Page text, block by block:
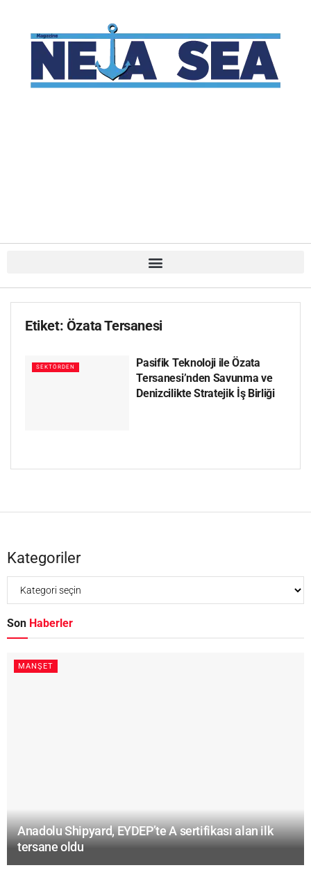
Etiket: Özata Tersanesi
SEKTÖRDEN
Pasifik Teknoloji ile Özata
Tersanesi’nden Savunma ve
Denizcilikte Stratejik İş Birliği
Kategoriler
Son Haberler
MANŞET
Anadolu Shipyard, EYDEP’te A sertifikası alan ilk
tersane oldu